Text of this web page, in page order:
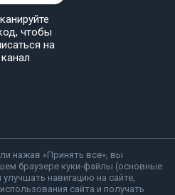
нажав «Принять все», вы
браузере куки-файлы (основные
навигацию на сайте,
сайта и получать
чтобы
на
канал